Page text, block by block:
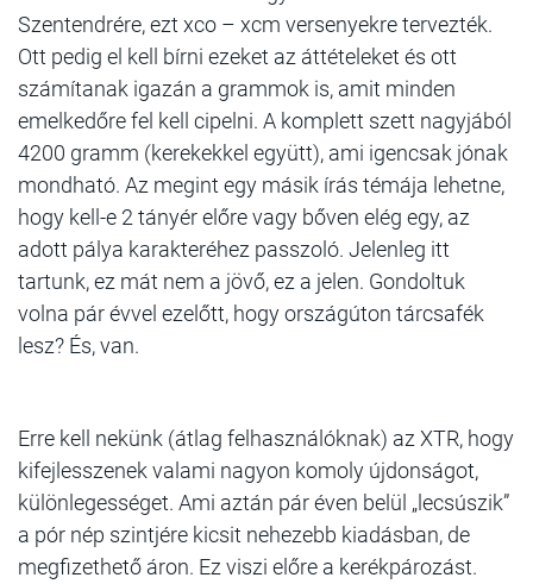
Szentendrére, ezt xco – xcm versenyekre tervezték.
Ott pedig el kell bírni ezeket az áttételeket és ott
számítanak igazán a grammok is, amit minden
emelkedőre fel kell cipelni. A komplett szett nagyjából
4200 gramm (kerekekkel együtt), ami igencsak jónak
mondható. Az megint egy másik írás témája lehetne,
hogy kell-e 2 tányér előre vagy bőven elég egy, az
adott pálya karakteréhez passzoló. Jelenleg itt
tartunk, ez mát nem a jövő, ez a jelen. Gondoltuk
volna pár évvel ezelőtt, hogy országúton tárcsafék
lesz? És, van.
Erre kell nekünk (átlag felhasználóknak) az XTR, hogy
kifejlesszenek valami nagyon komoly újdonságot,
különlegességet. Ami aztán pár éven belül „lecsúszik”
a pór nép szintjére kicsit nehezebb kiadásban, de
megfizethető áron. Ez viszi előre a kerékpározást.